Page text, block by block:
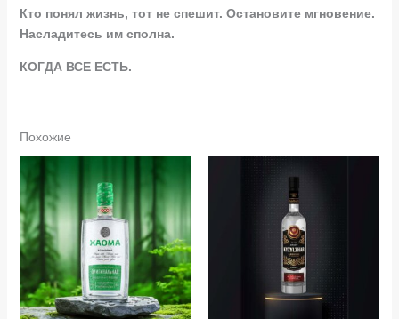
Кто понял жизнь, тот не спешит. Остановите мгновение.
Насладитесь им сполна.
КОГДА ВСЕ ЕСТЬ.
Похожие